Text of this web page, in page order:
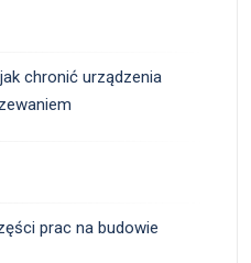
chronić urządzenia
prac na budowie